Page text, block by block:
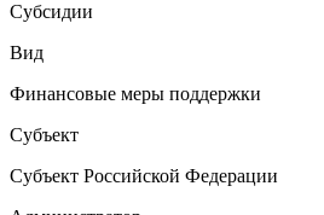
Субсидии
Вид
Финансовые меры поддержки
Субъект
Субъект Российской Федерации